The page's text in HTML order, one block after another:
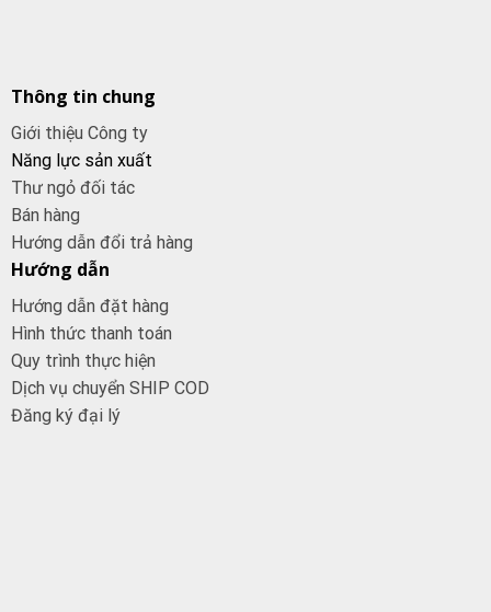
Thông tin chung
Giới thiệu Công ty
Năng lực sản xuất
Thư ngỏ đối tác
Bán hàng
Hướng dẫn đổi trả hàng
Hướng dẫn
Hướng dẫn đặt hàng
Hình thức thanh toán
Quy trình thực hiện
Dịch vụ chuyển SHIP COD
Đăng ký đại lý